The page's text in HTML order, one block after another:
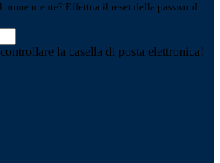
nome utente? Effettua il reset della password
la casella di posta elettronica!